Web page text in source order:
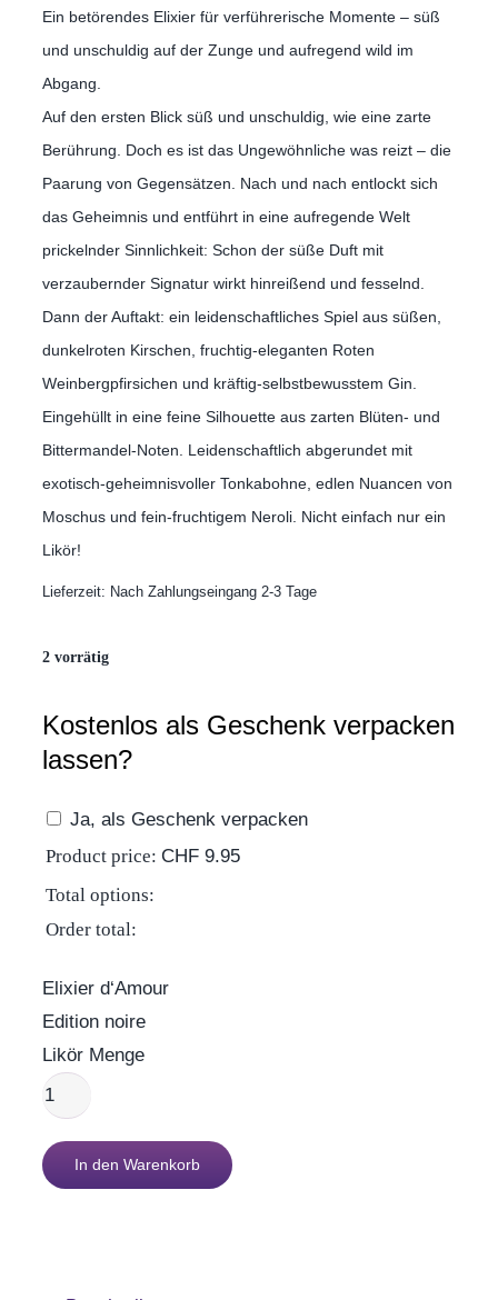
Kontakt
Ein betörendes Elixier für verführerische Momente – süß
und unschuldig auf der Zunge und aufregend wild im
Abgang.
Auf den ersten Blick süß und unschuldig, wie eine zarte
Berührung. Doch es ist das Ungewöhnliche was reizt – die
Paarung von Gegensätzen. Nach und nach entlockt sich
das Geheimnis und entführt in eine aufregende Welt
prickelnder Sinnlichkeit: Schon der süße Duft mit
verzaubernder Signatur wirkt hinreißend und fesselnd.
Dann der Auftakt: ein leidenschaftliches Spiel aus süßen,
dunkelroten Kirschen, fruchtig-eleganten Roten
Weinbergpfirsichen und kräftig-selbstbewusstem Gin.
Eingehüllt in eine feine Silhouette aus zarten Blüten- und
Bittermandel-Noten. Leidenschaftlich abgerundet mit
exotisch-geheimnisvoller Tonkabohne, edlen Nuancen von
Moschus und fein-fruchtigem Neroli. Nicht einfach nur ein
Likör!
Lieferzeit: Nach Zahlungseingang 2-3 Tage
2 vorrätig
Kostenlos als Geschenk verpacken
lassen?
Ja, als Geschenk verpacken
Product price: CHF9.95
Total options:
Order total:
Elixier d‘Amour
Edition noire
Likör Menge
In den Warenkorb